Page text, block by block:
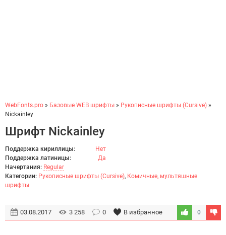
WebFonts.pro » Базовые WEB шрифты » Рукописные шрифты (Cursive) »
Nickainley
Шрифт Nickainley
Поддержка кириллицы:
Нет
Поддержка латиницы:
Да
Начертания: Regular
Категории: Рукописные шрифты (Cursive), Комичные, мультяшные
шрифты
03.08.2017 3 258 0 В избранное 0